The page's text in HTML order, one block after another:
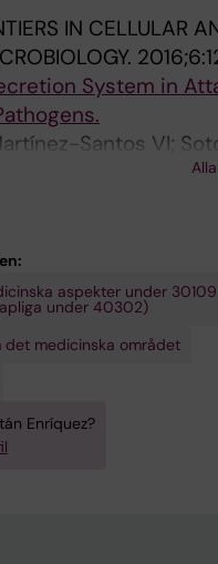
IN CELLULAR
System in
Santos VI;
aspekter under
under 40302)
det medicinska området
Enríquez?